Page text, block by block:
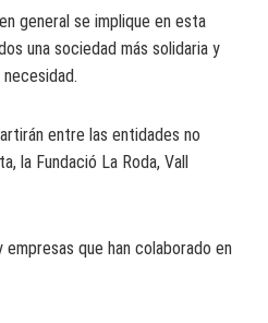
general se implique en esta
una sociedad más solidaria y
entre las entidades no
la Fundació La Roda, Vall
que han colaborado en